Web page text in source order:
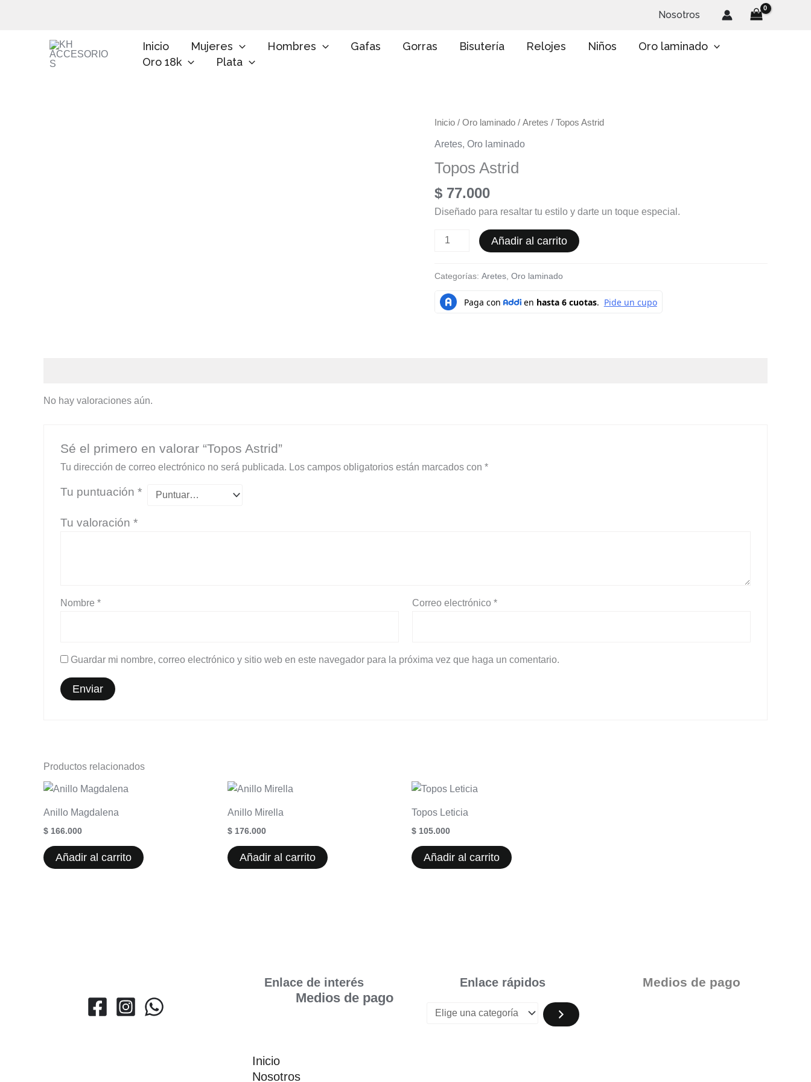
Nosotros
Inicio Mujeres Hombres Gafas Gorras Bisutería Relojes Niños
Oro laminado
Oro 18k
Plata
Inicio / Oro laminado / Aretes / Topos Astrid
Aretes, Oro laminado
Topos Astrid
$ 77.000
Diseñado para resaltar tu estilo y darte un toque especial.
Topos
Añadir al carrito
Categorías: Aretes Oro laminado
No hay valoraciones aún.
Sé el primero en valorar “Topos Astrid”
Tu dirección de correo electrónico no será publicada. Los campos obligatorios están marcados con *
Tu puntuación *
Tu valoración *
Nombre * Correo electrónico*
Guardar mi nombre, correo electrónico y sitio web en este navegador para la próxima vez que haga un comentario.
Productos relacionados
Anillo Magdalena
$ 166.000
Añadir al carrito
Anillo Mirella
$ 176.000
Añadir al carrito
Topos Leticia
$ 105.000
Añadir al carrito
Enlace de interés
Medios de pago
Inicio
Nosotros
Enlace rápidos
g
e
Medios de pago